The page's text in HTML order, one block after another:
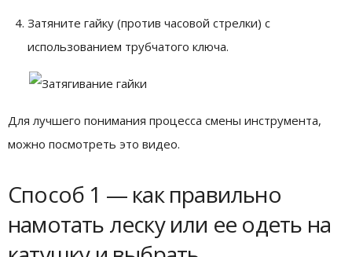
Затяните гайку (против часовой стрелки) с
использованием трубчатого ключа.
Для лучшего понимания процесса смены инструмента,
можно посмотреть это видео.
Способ 1 — как правильно
намотать леску или ее одеть на